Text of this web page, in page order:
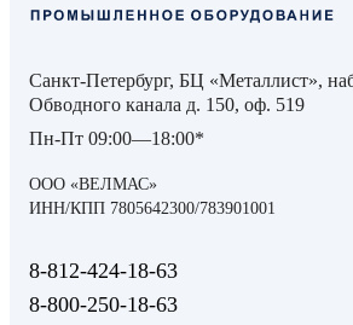
Санкт-Петербург, БЦ «Металлист»,
Обводного канала д. 150, оф. 519
Пн-Пт 09:00—18:00*
ООО «ВЕЛМАС»
ИНН/КПП 7805642300/783901001
8‑812‑424‑18‑63
8‑800‑250‑18‑63